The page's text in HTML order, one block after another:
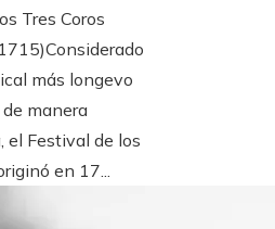
Tres Coros
más longevo
manera
el Festival de los
en 17...